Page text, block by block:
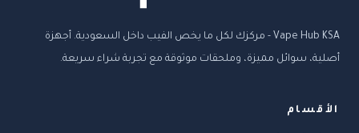
Vape Hub KSA - مركزك لكل ما يخص الفيب داخل السعودية. أجهزة
أصلية، سوائل مميزة، وملحقات موثوقة مع تجربة شراء سريعة.
الأقسام